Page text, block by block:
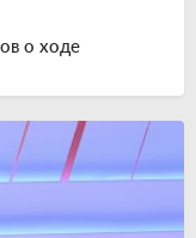
о ходе